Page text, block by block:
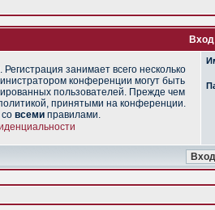
Вход
занимает всего несколько
конференции могут быть
пользователей. Прежде чем
принятыми на конференции.
всеми правилами.